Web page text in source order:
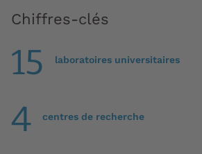
Chiffres-clés
15 laboratoires universitaires
4 centres de recherche